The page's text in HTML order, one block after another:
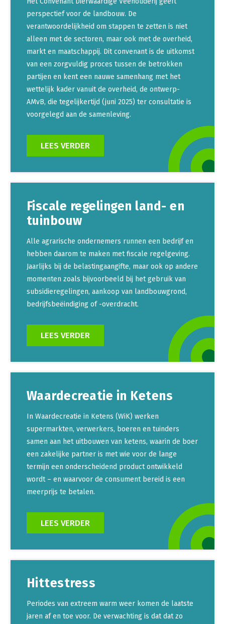
perspectief voor de landbouw. De
verantwoordelijkheid om stappen te zetten is niet
alleen met de sectoren, maar ook met de overheid,
markt en maatschappij. Dit convenant is de uitkomst
van een zorgvuldig proces tussen de betrokken
partijen en kent een nauwe samenhang met het
wettelijk kader vanuit de overheid, de ontwerp-
AMvB, die tegelijkertijd (juni 2025) ter consultatie is
voorgelegd aan de samenleving.
LEES VERDER
Fiscale regelingen land- en
tuinbouw
Alle agrarische ondernemers runnen een bedrijf en
hebben daarom te maken met fiscale regelgeving.
Jaarlijks bij de belastingaangifte, maar ook op andere
momenten zoals bijvoorbeeld bij het gebruik van
subsidieregelingen, aankoop van landbouwgrond,
bedrijfsbeëindiging of -overdracht.
LEES VERDER
Waardecreatie in Ketens
In Waardecreatie in Ketens (WiK) werken
supermarkten, verwerkers, boeren en tuinders
samen aan het uitbouwen van ketens, waarin de boer
een zakelijke partner is met wie voor de lange
termijn een onderscheidend product ontwikkeld
wordt – en waarvoor de consument bereid is een
meerprijs te betalen.
LEES VERDER
Hittestress
Periodes van extreem warm weer komen de laatste
jaren af en toe voor. De verwachting is dat dat zo